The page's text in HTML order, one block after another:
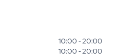
10:00 - 20:00
10:00 - 20:00